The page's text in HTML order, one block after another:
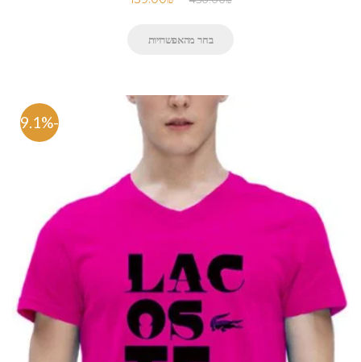
בחר מהאפשרויות
-69.1%